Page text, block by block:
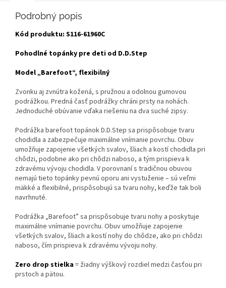
Podrobný popis
Kód produktu: S116-61960C
Pohodlné topánky pre deti od D.D.Step
Model „Barefoot“, flexibilný
Zvonku aj zvnútra kožená, s pružnou a odolnou gumovou
podrážkou. Predná časť podrážky chráni prsty na nohách.
Jednoduché obúvanie vďaka riešeniu na dva suché zipsy.
Podrážka barefoot topánok D.D.Step sa prispôsobuje tvaru
chodidla a zabezpečuje maximálne vnímanie povrchu. Obuv
umožňuje zapojenie všetkých svalov, šliach a kostí chodidla pri
chôdzi, podobne ako pri chôdzi naboso, a tým prispieva k
zdravému vývoju chodidla. V porovnaní s tradičnou obuvou
nemajú tieto topánky pevnú oporu ani vystuženie – sú veľmi
mäkké a flexibilné, prispôsobujú sa tvaru nohy, keďže tak boli
navrhnuté.
Podrážka „Barefoot” sa prispôsobuje tvaru nohy a poskytuje
maximálne vnímanie povrchu. Obuv umožňuje zapojenie
všetkých svalov, šliach a kostí nohy do chôdze, ako pri chôdzi
naboso, čím prispieva k zdravému vývoju nohy.
Zero drop stielka= žiadny výškový rozdiel medzi časťou pri
prstoch a pätou.